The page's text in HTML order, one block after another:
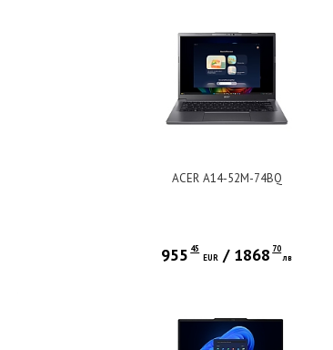
ACER A14-52M-74BQ
955 45
EUR / 1868 70
лв